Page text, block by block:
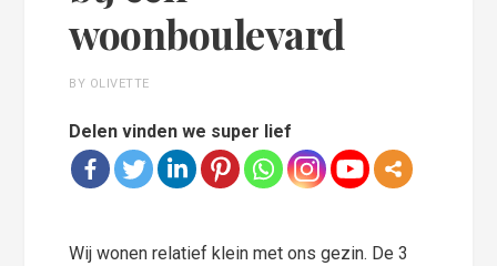
woonboulevard
BY OLIVETTE
Delen vinden we super lief
Wij wonen relatief klein met ons gezin. De 3